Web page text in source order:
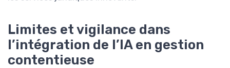
Limites et vigilance dans
l’intégration de l’IA en gestion
contentieuse